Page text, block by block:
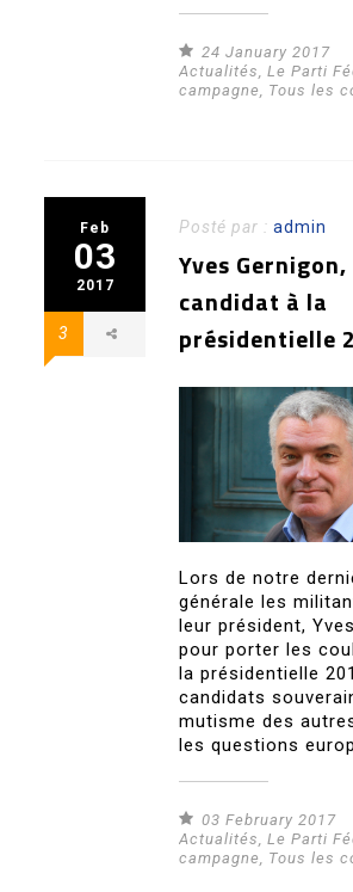
24 January 2017
Actualités ,Le Parti
campagne
Tous les
Feb
03
2017
3
Posté par :admin
Yves
candidat à la
présidentielle
Lors de notre
générale les
leur président, Yves
pour porter les
la présidentielle
candidats
mutisme des
les questions
03 February 2017
Actualités ,Le Parti
campagne
Tous les